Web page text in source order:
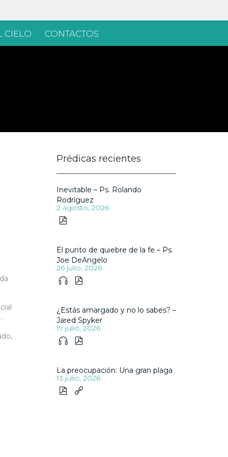
CIELO CONTACTOS
Prédicas recientes
Inevitable – Ps. Rolando
Rodríguez
2 agosto, 2026

El punto de quiebre de la fe – Ps.
Joe DeAngelo
26 julio, 2026
 
¿Estás amargado y no lo sabes? –
Jared Spyker
19 julio, 2026
 
La preocupación: Una gran plaga
13 julio, 2026
 